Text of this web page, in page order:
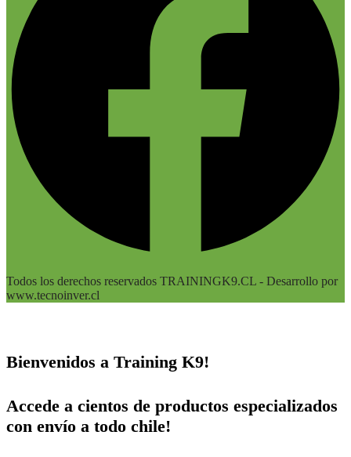
Todos los derechos reservados TRAININGK9.CL - Desarrollo por
www.tecnoinver.cl
Bienvenidos a Training K9!
Accede a cientos de productos especializados
con envío a todo chile!